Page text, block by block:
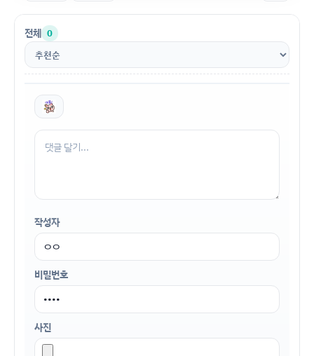
전체 0
작성자
비밀번호
사진